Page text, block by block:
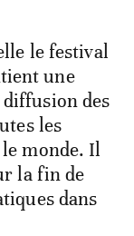
le festival
une
des
les
monde. Il
la fin de
dans